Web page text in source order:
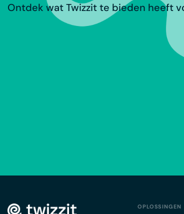
Ontdek wat Twizzit te bieden heeft
OPLOSSINGEN